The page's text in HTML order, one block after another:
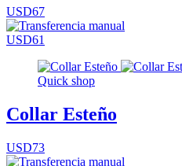
USD67
USD61
Quick shop
Collar Esteño
USD73